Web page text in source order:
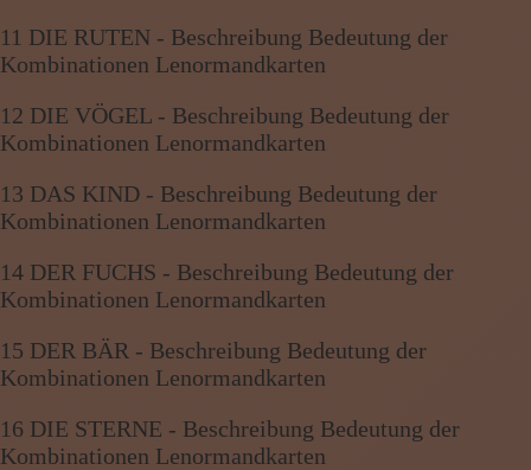
11 DIE RUTEN - Beschreibung Bedeutung der
Kombinationen Lenormandkarten
12 DIE VÖGEL - Beschreibung Bedeutung der
Kombinationen Lenormandkarten
13 DAS KIND - Beschreibung Bedeutung der
Kombinationen Lenormandkarten
14 DER FUCHS - Beschreibung Bedeutung der
Kombinationen Lenormandkarten
15 DER BÄR - Beschreibung Bedeutung der
Kombinationen Lenormandkarten
16 DIE STERNE - Beschreibung Bedeutung der
Kombinationen Lenormandkarten